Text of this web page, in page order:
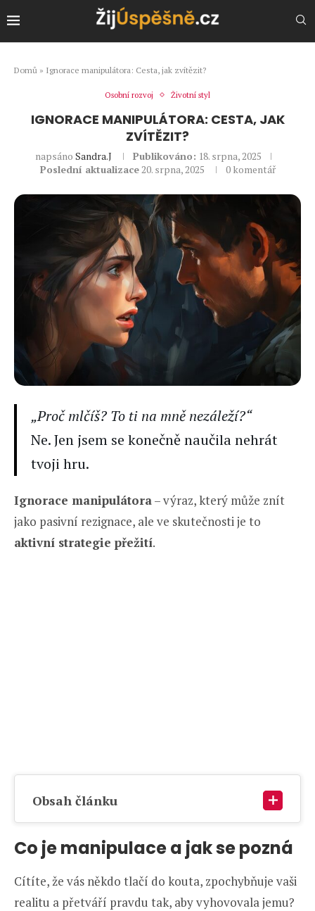
Domů » Ignorace manipulátora: Cesta, jak zvítězit?
Osobní rozvoj Životní styl
IGNORACE MANIPULÁTORA: CESTA, JAK
ZVÍTĚZIT?
napsáno Sandra.J Publikováno: 18. srpna, 2025
Poslední aktualizace20. srpna, 2025 0 komentář
„Proč mlčíš? To ti na mně nezáleží?“
Ne. Jen jsem se konečně naučila nehrát
tvoji hru.
Ignorace manipulátora– výraz, který může znít
jako pasivní rezignace, ale ve skutečnosti je to
aktivní strategie přežití.
Obsah článku
Co je manipulace a jak se pozná
Cítíte, že vás někdo tlačí do kouta, zpochybňuje vaši
realitu a přetváří pravdu tak, aby vyhovovala jemu?